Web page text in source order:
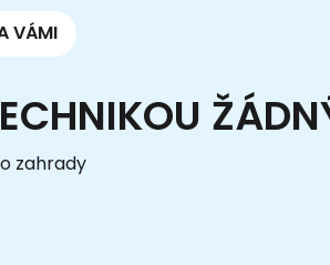
VÁMI
zahrady